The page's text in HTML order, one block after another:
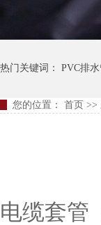
热门关键词： PVC排水
您的位置： 首页 >>
电缆套管